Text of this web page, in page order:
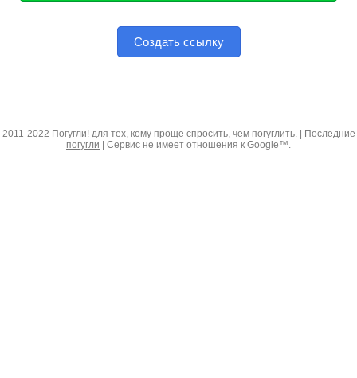
Создать ссылку
2011-2022 Погугли! для тех, кому проще спросить, чем погуглить.|
Последние
погугли | Сервис не имеет отношения к Google™.